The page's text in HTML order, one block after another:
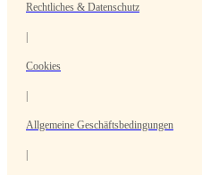
Rechtliches & Datenschutz
Cookies
Allgemeine Geschäftsbedingungen